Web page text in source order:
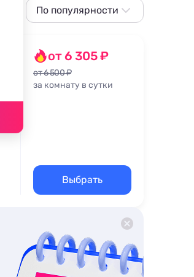
По популярности
Сначала дешевле
Сначала дороже
По рейтингу
от 6 305 ₽
от 6 500 ₽
за комнату в сутки
Выбрать